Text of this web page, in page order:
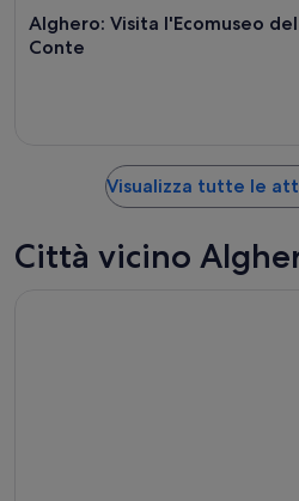
Alghero: Visita l'Ecomuseo
Conte
Visualizza tutte le
Città vicino